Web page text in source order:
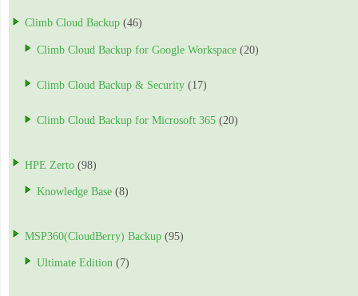
Climb Cloud Backup (46)
Climb Cloud Backup for Google Workspace (20)
Climb Cloud Backup & Security (17)
Climb Cloud Backup for Microsoft 365 (20)
HPE Zerto (98)
Knowledge Base (8)
MSP360(CloudBerry) Backup (95)
Ultimate Edition (7)